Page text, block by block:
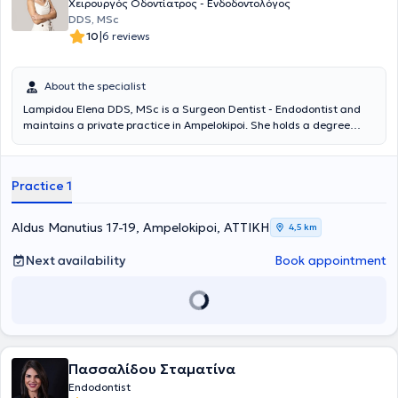
he has performed over 15,000 procedures on more than 10,000
patients from 2002 to the present.
Χειρουργός Οδοντίατρος - Ενδοδοντολόγος
DDS, MSc
10|6 reviews
About the specialist
Lampidou Elena DDS, MSc is a Surgeon Dentist - Endodontist and
maintains a private practice in Ampelokipoi. She holds a degree
postgraduate degree in Endodontics from the University of
training in dental prosthetics and facial aesthetics in the United
Kingdom. She possesses extensive and diverse professional
experience, having worked as a surgeon dentist in Greece and the
United Kingdom. Finally, she actively participates in conferences to
stay updated on scientific advancements and new technologies.
Practice 1
Aldus Manutius 17-19, Ampelokipoi, ΑΤΤΙΚΗ 4,5 km
Next availability Book appointment
Πασσαλίδου Σταματίνα
Endodontist